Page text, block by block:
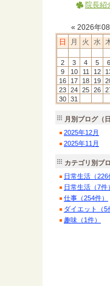
院長紹
« 2026年08
日
月 火 水
2
3 4 5 6
9
10 11 12
16
17 18 19
23 24 25 26
30 31
月別ブログ（
2025年12月
2025年11 月
カテゴリ別ブ
日常生活（226
日常生活（7件）
仕事（254件）
ダイエット（5
趣味（1件）